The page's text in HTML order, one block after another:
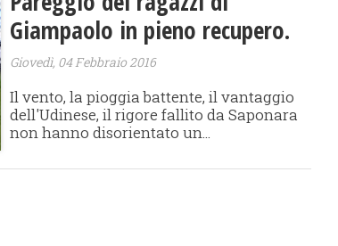
Giampaolo in pieno recupero.
Giovedì, 04 Febbraio 2016
Il vento, la pioggia battente, il vantaggio
dell'Udinese, il rigore fallito da Saponara
non hanno disorientato un...